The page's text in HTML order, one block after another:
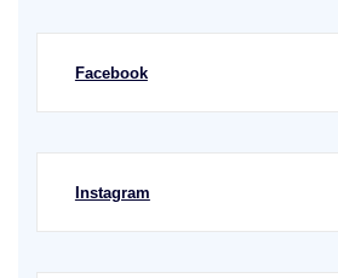
Facebook
Instagram